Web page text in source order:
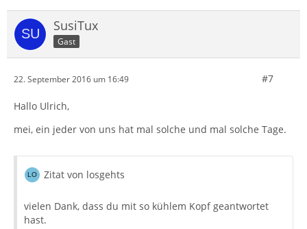
SusiTux
Gast
22. September 2016 um 16:49 #7
Hallo Ulrich,
mei, ein jeder von uns hat mal solche und mal solche Tage.
Zitat von losgehts
vielen Dank, dass du mit so kühlem Kopf geantwortet
hast.